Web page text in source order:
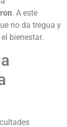
. A este
no da tregua y
bienestar.